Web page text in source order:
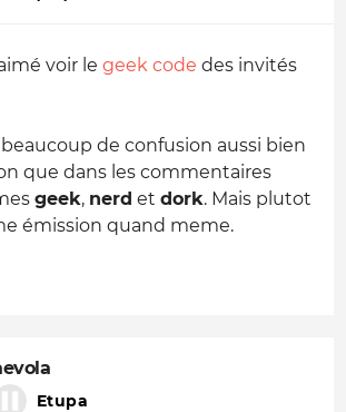
voir le geek code des invités
beaucoup de confusion aussi bien
que dans les commentaires
geek, nerd et dork. Mais plutot
émission quand meme.
Etupa